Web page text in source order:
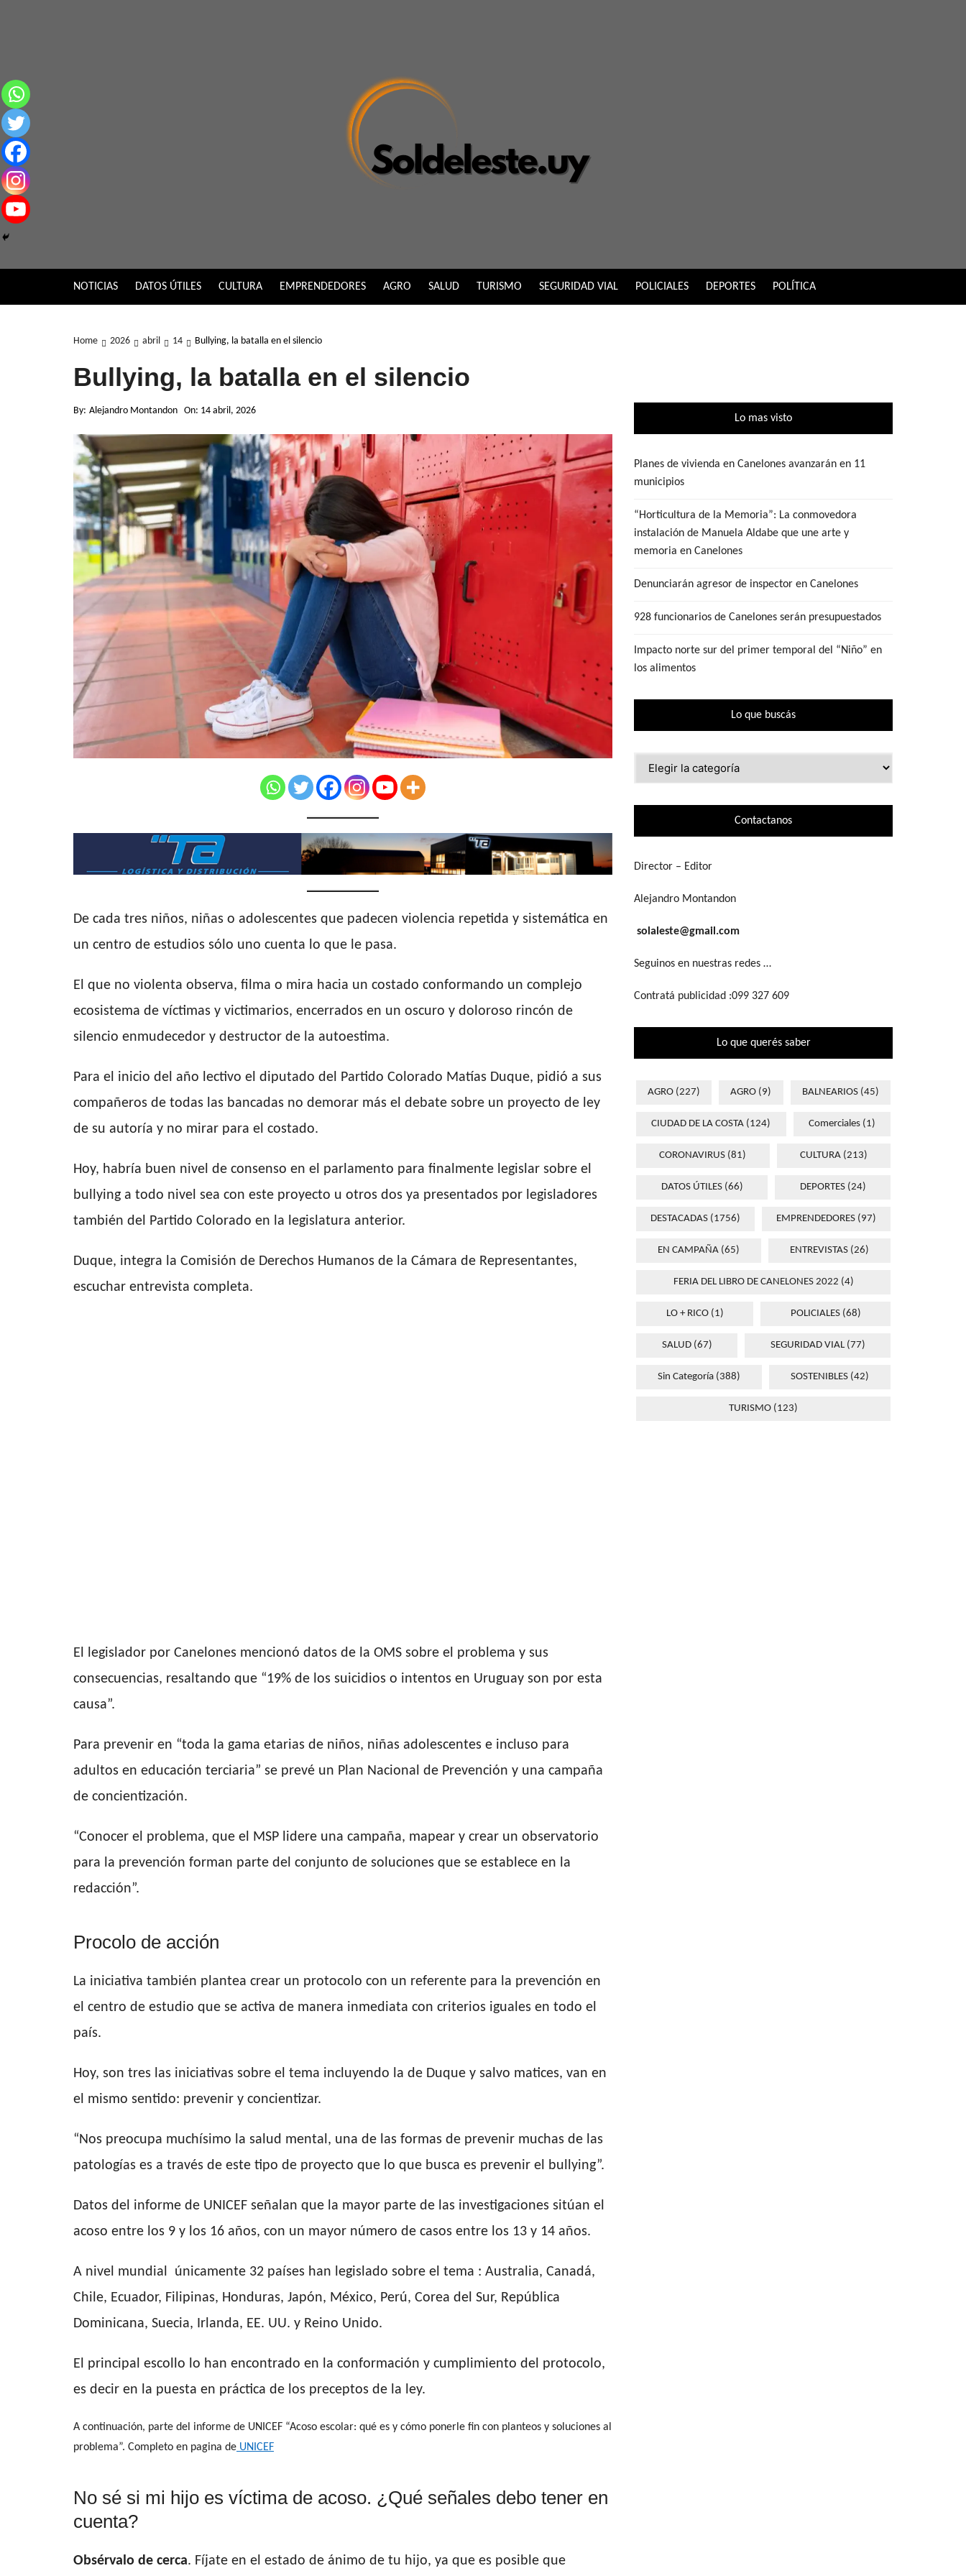
NOTICIAS DATOS ÚTILES CULTURA EMPRENDEDORES AGRO SALUD TURISMO SEGURIDAD VIAL POLICIALES DEPORTES POLÍTICA
Home 2026 abril 14 Bullying, la batalla en el silencio
Bullying, la batalla en el silencio
By: Alejandro Montandon On: 14 abril, 2026
De cada tres niños, niñas o adolescentes que padecen violencia repetida y sistemática en
un centro de estudios sólo uno cuenta lo que le pasa.
El que no violenta observa, filma o mira hacia un costado conformando un complejo
ecosistema de víctimas y victimarios, encerrados en un oscuro y doloroso rincón de
silencio enmudecedor y destructor de la autoestima.
Para el inicio del año lectivo el diputado del Partido Colorado Matías Duque, pidió a sus
compañeros de todas las bancadas no demorar más el debate sobre un proyecto de ley
de su autoría y no mirar para el costado.
Hoy, habría buen nivel de consenso en el parlamento para finalmente legislar sobre el
bullying a todo nivel sea con este proyecto u otros dos ya presentados por legisladores
también del Partido Colorado en la legislatura anterior.
Duque, integra la Comisión de Derechos Humanos de la Cámara de Representantes,
escuchar entrevista completa.
El legislador por Canelones mencionó datos de la OMS sobre el problema y sus
consecuencias, resaltando que “19% de los suicidios o intentos en Uruguay son por esta
causa”.
Para prevenir en “toda la gama etarias de niños, niñas adolescentes e incluso para
adultos en educación terciaria” se prevé un Plan Nacional de Prevención y una campaña
de concientización.
“Conocer el problema, que el MSP lidere una campaña, mapear y crear un observatorio
para la prevención forman parte del conjunto de soluciones que se establece en la
redacción”.
Procolo de acción
La iniciativa también plantea crear un protocolo con un referente para la prevención en
el centro de estudio que se activa de manera inmediata con criterios iguales en todo el
país.
Hoy, son tres las iniciativas sobre el tema incluyendo la de Duque y salvo matices, van en
el mismo sentido: prevenir y concientizar.
“Nos preocupa muchísimo la salud mental, una de las formas de prevenir muchas de las
patologías es a través de este tipo de proyecto que lo que busca es prevenir el bullying”.
Datos del informe de UNICEF señalan que la mayor parte de las investigaciones sitúan el
acoso entre los 9 y los 16 años, con un mayor número de casos entre los 13 y 14 años.
A nivel mundial únicamente 32 países han legislado sobre el tema : Australia, Canadá,
Chile, Ecuador, Filipinas, Honduras, Japón, México, Perú, Corea del Sur, República
Dominicana, Suecia, Irlanda, EE. UU. y Reino Unido.
El principal escollo lo han encontrado en la conformación y cumplimiento del protocolo,
es decir en la puesta en práctica de los preceptos de la ley.
A continuación, parte del informe de UNICEF “Acoso escolar: qué es y cómo ponerle fin con planteos y soluciones al
problema”. Completo en pagina de UNICEF
No sé si mi hijo es víctima de acoso. ¿Qué señales debo tener en
cuenta?
Obsérvalo de cerca. Fíjate en el estado de ánimo de tu hijo, ya que es posible que
Lo mas visto
Planes de vivienda en Canelones avanzarán en 11
municipios
“Horticultura de la Memoria”: La conmovedora
instalación de Manuela Aldabe que une arte y
memoria en Canelones
Denunciarán agresor de inspector en Canelones
928 funcionarios de Canelones serán presupuestados
Impacto norte sur del primer temporal del “Niño” en
los alimentos
Lo que buscás
Contactanos
Director – Editor
Alejandro Montandon
solaleste@gmail.com
Seguinos en nuestras redes …
Contratá publicidad :099 327 609
Lo que querés saber
AGRO (227) AGRO (9) BALNEARIOS(45)
CIUDAD DE LA COSTA (124) Comerciales(1)
CORONAVIRUS (81) CULTURA(213)
DATOS ÚTILES(66) DEPORTES(24)
DESTACADAS (1756) EMPRENDEDORES (97)
EN CAMPAÑA (65) ENTREVISTAS (26)
FERIA DEL LIBRO DE CANELONES 2022 (4)
LO + RICO(1) POLICIALES(68)
SALUD(67) SEGURIDAD VIAL(77)
Sin Categoría (388) SOSTENIBLES (42)
TURISMO (123)